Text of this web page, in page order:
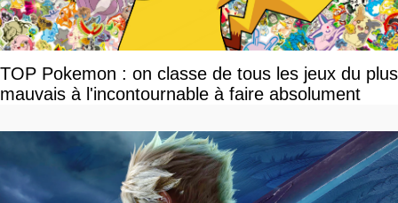
TOP Pokemon : on classe de tous les jeux du plus
mauvais à l'incontournable à faire absolument